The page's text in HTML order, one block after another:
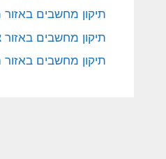
תיקון מחשבים באזור
תיקון מחשבים באזור
תיקון מחשבים